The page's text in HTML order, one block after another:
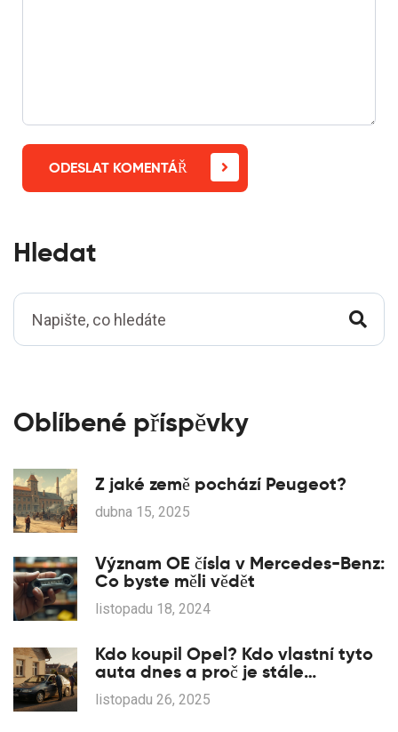
ODESLAT KOMENTÁŘ
Hledat
Oblíbené příspěvky
Z jaké země pochází Peugeot?
dubna 15, 2025
Význam OE čísla v Mercedes-Benz:
Co byste měli vědět
listopadu 18, 2024
Kdo koupil Opel? Kdo vlastní tyto
auta dnes a proč je stále
populární
listopadu 26, 2025